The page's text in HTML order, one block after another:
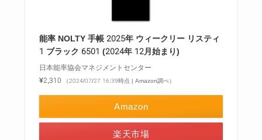
能率 NOLTY 手帳 2025年 ウィークリー リスティ
1 ブラック 6501 (2024年 12月始まり)
日本能率協会マネジメントセンター
¥2,310
（2024/07/27 16:39時点 | Amazon調べ）
Amazon
楽天市場